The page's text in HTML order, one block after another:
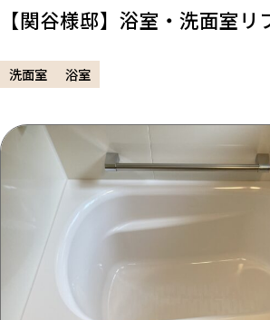
【関谷様邸】浴室・洗面室リ
洗面室 浴室